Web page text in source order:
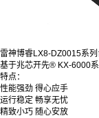
雷神博睿LX8-DZ0015系
基于兆芯开先® KX-6000
特点：
性能强劲 得心应手
运行稳定 畅享无忧
精致小巧 随心安放